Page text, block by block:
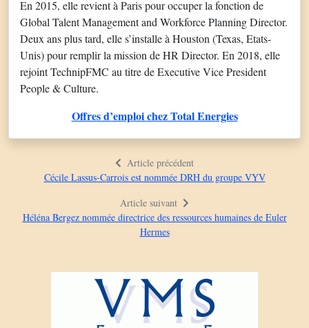
En 2015, elle revient à Paris pour occuper la fonction de
Global Talent Management and Workforce Planning Director.
Deux ans plus tard, elle s’installe à Houston (Texas, Etats-
Unis) pour remplir la mission de HR Director. En 2018, elle
rejoint TechnipFMC au titre de Executive Vice President
People & Culture.
Offres d’emploi chez Total Energies
Article précédent
Cécile Lassus-Carrois est nommée DRH du groupe VYV
Article suivant
Héléna Bergez nommée directrice des ressources humaines de Euler
Hermes